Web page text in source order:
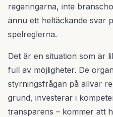
regeringarna, inte
ännu ett heltäckande svar
spelreglerna.
Det är en situation som är
full av möjligheter. De
styrningsfrågan på allvar
grund, investerar i
transparens – kommer att